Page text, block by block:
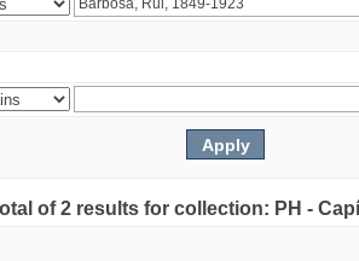
of 2 results for collection: PH -